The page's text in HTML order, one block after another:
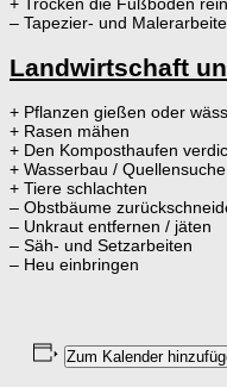
+ Trocken die Fußböden
– Tapezier- und
Landwirtschaft
+ Pflanzen gießen oder
+ Rasen mähen
+ Den Komposthaufen
+ Wasserbau / Quellensuche
+ Tiere schlachten
– Obstbäume
– Unkraut entfernen / jäten
– Säh- und Setzarbeiten
– Heu einbringen
Zum Kalender